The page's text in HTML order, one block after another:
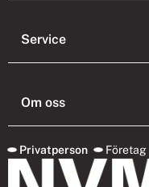
Service
Om oss
Privatperson Företag